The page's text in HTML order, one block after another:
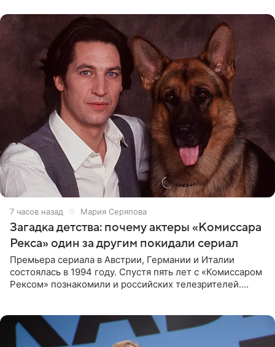
7 часов назад Мария Серяпова
Загадка детства: почему актеры «Комиссара
Рекса» один за другим покидали сериал
Премьера сериала в Австрии, Германии и Италии
состоялась в 1994 году. Спустя пять лет с «Комиссаром
Рексом» познакомили и российских телезрителей.